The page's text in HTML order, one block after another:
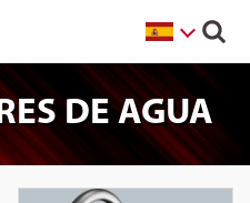
DE AGUA